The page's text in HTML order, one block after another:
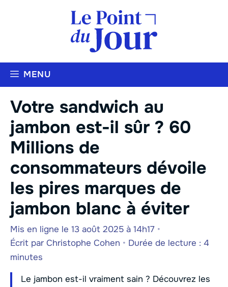
MENU
Votre sandwich au
jambon est-il sûr ? 60
Millions de
consommateurs dévoile
les pires marques de
jambon blanc à éviter
Mis en ligne le 13 août 2025 à 14h17 •
Écrit par Christophe Cohen • Durée de lecture : 4
minutes
Le jambon est-il vraiment sain ? Découvrez les